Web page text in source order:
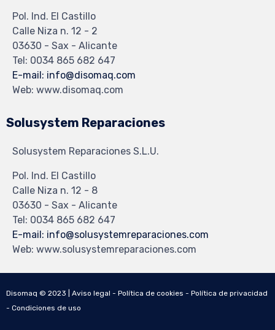
Pol. Ind. El Castillo
Calle Niza n. 12 - 2
03630 - Sax - Alicante
Tel: 0034 865 682 647
E-mail: info@disomaq.com
Web: www.disomaq.com
Solusystem Reparaciones
Solusystem Reparaciones S.L.U.
Pol. Ind. El Castillo
Calle Niza n. 12 - 8
03630 - Sax - Alicante
Tel: 0034 865 682 647
E-mail: info@solusystemreparaciones.com
Web: www.solusystemreparaciones.com
Disomaq © 2023 | Aviso legal - Política de cookies - Política de privacidad
- Condiciones de uso